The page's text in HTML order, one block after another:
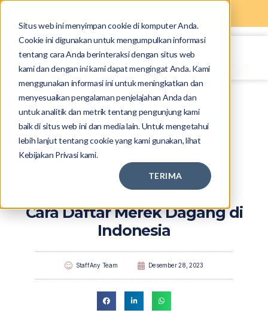
Situs web ini menyimpan cookie di komputer Anda.
Cookie ini digunakan untuk mengumpulkan informasi
tentang cara Anda berinteraksi dengan situs web
kami dan dengan ini kami dapat mengingat Anda. Kami
menggunakan informasi ini untuk meningkatkan dan
menyesuaikan pengalaman penjelajahan Anda dan
untuk analitik dan metrik tentang pengunjung kami
baik di situs web ini dan media lain. Untuk mengetahui
lebih lanjut tentang cookie yang kami gunakan, lihat
Kebijakan Privasi kami.
TERIMA
Cara Daftar Merek Dagang di
Indonesia
StaffAny Team Desember 28, 2023